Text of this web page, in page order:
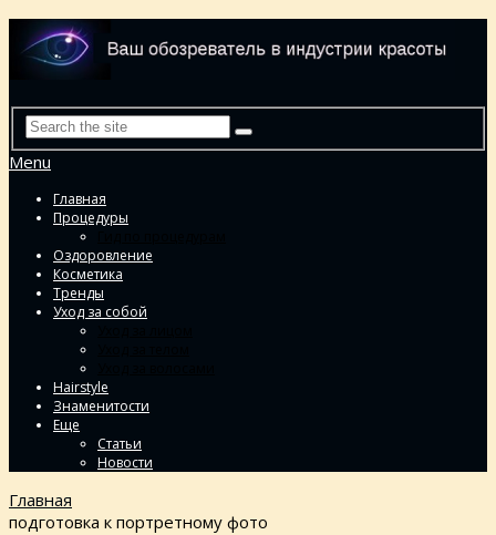
Menu
Главная
Процедуры
Оздоровление
Косметика
Тренды
Уход за собой
Hairstyle
Знаменитости
Еще
Статьи
Новости
Главная
подготовка к портретному фото